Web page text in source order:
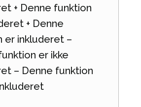
+ Denne funktion
+ Denne
er inkluderet –
er ikke
– Denne funktion